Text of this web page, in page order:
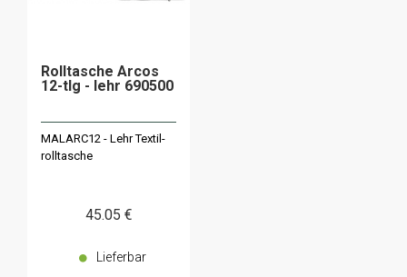
Rolltasche Arcos
12-tlg - lehr 690500
MALARC12 - Lehr Textil-
rolltasche
45.05 €
Lieferbar